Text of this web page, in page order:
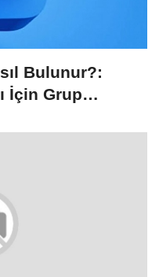
Bulunur?:
İçin Grup